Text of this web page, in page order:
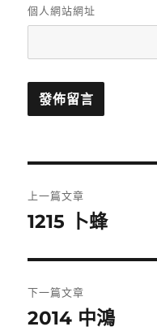
個人網站網址
章
覽
上一篇文章
上
篇
文
章:
1215 卜蜂
下一篇文章
下
2014 中鴻